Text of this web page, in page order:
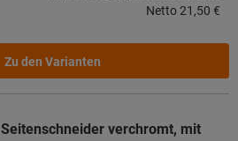
Netto21,50 €
Zu den Varianten
Seitenschneider verchromt, mit